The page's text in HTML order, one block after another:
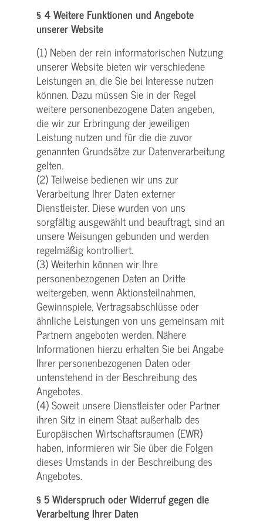
§ 4 Weitere Funktionen und Angebote
unserer Website
(1) Neben der rein informatorischen Nutzung
unserer Website bieten wir verschiedene
Leistungen an, die Sie bei Interesse nutzen
können. Dazu müssen Sie in der Regel
weitere personenbezogene Daten angeben,
die wir zur Erbringung der jeweiligen
Leistung nutzen und für die die zuvor
genannten Grundsätze zur Datenverarbeitung
gelten.
(2) Teilweise bedienen wir uns zur
Verarbeitung Ihrer Daten externer
Dienstleister. Diese wurden von uns
sorgfältig ausgewählt und beauftragt, sind an
unsere Weisungen gebunden und werden
regelmäßig kontrolliert.
(3) Weiterhin können wir Ihre
personenbezogenen Daten an Dritte
weitergeben, wenn Aktionsteilnahmen,
Gewinnspiele, Vertragsabschlüsse oder
ähnliche Leistungen von uns gemeinsam mit
Partnern angeboten werden. Nähere
Informationen hierzu erhalten Sie bei Angabe
Ihrer personenbezogenen Daten oder
untenstehend in der Beschreibung des
Angebotes.
(4) Soweit unsere Dienstleister oder Partner
ihren Sitz in einem Staat außerhalb des
Europäischen Wirtschaftsraumen (EWR)
haben, informieren wir Sie über die Folgen
dieses Umstands in der Beschreibung des
Angebotes.
§ 5 Widerspruch oder Widerruf gegen die
Verarbeitung Ihrer Daten